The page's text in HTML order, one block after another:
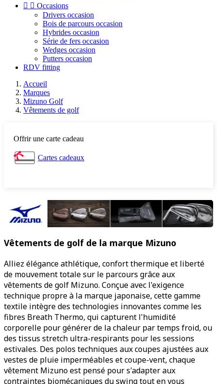
  Occasions
Drivers occasion
Bois de parcours occasion
Hybrides occasion
Série de fers occasion
Wedges occasion
Putters occasion
RDV fitting
Accueil
Marques
Mizuno Golf
Vêtements de golf
Offrir une carte cadeau
Cartes cadeaux
Vêtements de golf de la marque Mizuno
Alliez élégance athlétique, confort thermique et liberté
de mouvement totale sur le parcours grâce aux
vêtements de golf Mizuno. Conçue avec l'exigence
technique propre à la marque japonaise, cette gamme
textile intègre des technologies innovantes comme les
fibres Breath Thermo, qui capturent l'humidité
corporelle pour générer de la chaleur par temps froid, ou
des tissus stretch ultra-respirants pour les sessions
estivales. Des polos techniques aux coupes ajustées aux
vestes de pluie imperméables et coupe-vent, chaque
vêtement Mizuno est pensé pour s'adapter aux
contraintes biomécaniques du swing tout en vous